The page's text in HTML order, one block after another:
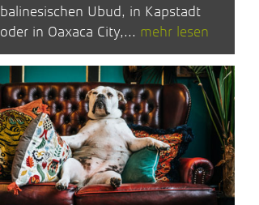
balinesischen Ubud, in Kapstadt
oder in Oaxaca City,... mehr lesen